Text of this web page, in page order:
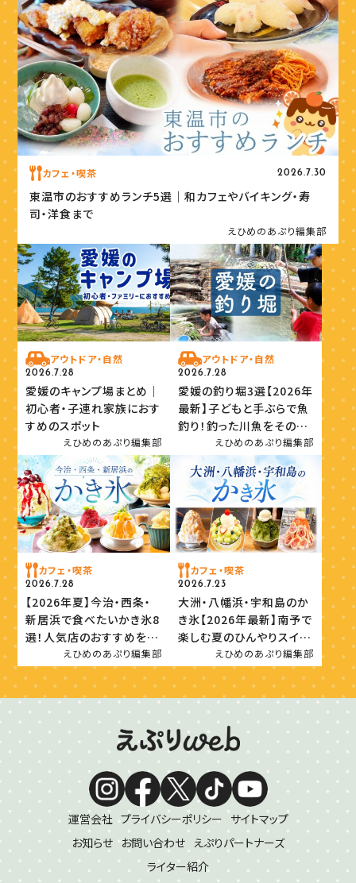
カフェ・喫茶 2026.7.30
東温市のおすすめランチ5選｜和カフェやバイキング・寿
司・洋食まで
えひめのあぷり編集部
アウトドア・自然
2026.7.28
愛媛のキャンプ場まとめ｜
初心者・子連れ家族におす
すめのスポット
えひめのあぷり編集部
アウトドア・自然
2026.7.28
愛媛の釣り堀3選【2026年
最新】子どもと手ぶらで魚
釣り！釣った川魚をその場
で味わおうえひめのあぷり編集部
カフェ・喫茶
2026.7.28
【2026年夏】今治・西条・
新居浜で食べたいかき氷8
選！人気店のおすすめを紹
えひめのあぷり編集部
カフェ・喫茶
2026.7.23
大洲・八幡浜・宇和島のか
き氷【2026年最新】南予で
楽しむ夏のひんやりスイー
えひめのあぷり編集部
運営会社 プライバシーポリシー サイトマップ
お知らせ お問い合わせ えぷりパートナーズ
ライター紹介